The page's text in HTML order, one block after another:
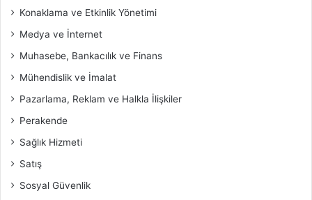
Konaklama ve Etkinlik Yönetimi
Medya ve İnternet
Muhasebe, Bankacılık ve Finans
Mühendislik ve İmalat
Pazarlama, Reklam ve Halkla İlişkiler
Perakende
Sağlık Hizmeti
Satış
Sosyal Güvenlik